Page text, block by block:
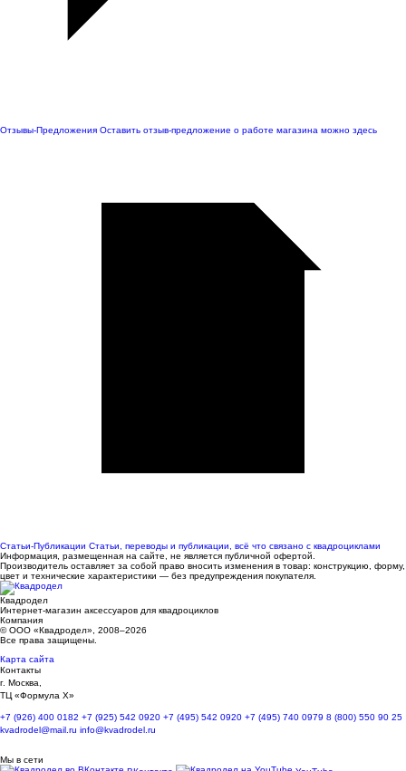
Отзывы-Предложения Оставить отзыв-предложение о работе магазина можно здесь
Статьи-Публикации Статьи, переводы и публикации, всё что связано с квадроциклами
Информация, размещенная на сайте, не является публичной офертой.
Производитель оставляет за собой право вносить изменения в товар: конструкцию, форму,
цвет и технические характеристики — без предупреждения покупателя.
Квадродел
Интернет-магазин аксессуаров для квадроциклов
Компания
© ООО «Квадродел», 2008–2026
Все права защищены.
Карта сайта
Контакты
г. Москва,
ТЦ «Формула Х»
+7 (926) 400 0182 +7 (925) 542 0920 +7 (495) 542 0920 +7 (495) 740 0979 8 (800) 550 90 25
kvadrodel@mail.ru info@kvadrodel.ru
Мы в сети